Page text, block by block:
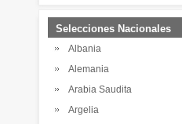
Selecciones Nacionales
Albania
Alemania
Arabia Saudita
Argelia